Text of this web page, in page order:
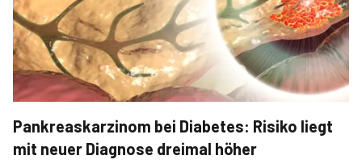
Pankreaskarzinom bei Diabetes: Risiko liegt
mit neuer Diagnose dreimal höher